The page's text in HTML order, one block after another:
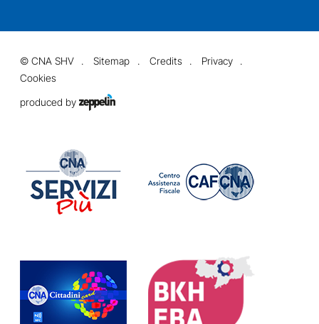
©CNA SHV Sitemap Credits
Privacy
Cookies
produced by